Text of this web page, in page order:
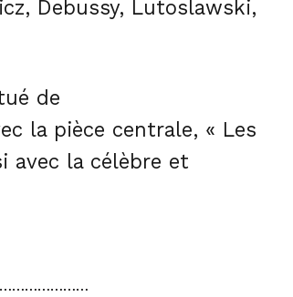
Debussy, Lutoslawski,
de
la pièce centrale, « Les
avec la célèbre et